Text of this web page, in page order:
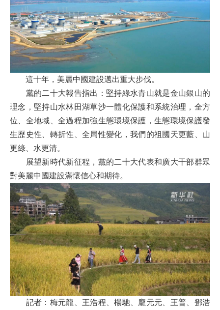
這十年，美麗中國建設邁出重大步伐。
黨的二十大報告指出：堅持綠水青山就是金山銀山的
理念，堅持山水林田湖草沙一體化保護和系統治理，全方
位、全地域、全過程加強生態環境保護，生態環境保護發
生歷史性、轉折性、全局性變化，我們的祖國天更藍、山
更綠、水更清。
展望新時代新征程，黨的二十大代表和廣大干部群眾
對美麗中國建設滿懷信心和期待。
記者：梅元龍、王浩程、楊馳、龐元元、王普、鄧浩